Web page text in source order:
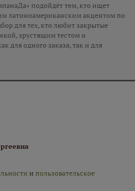
подойдёт тем, кто ищет
латиноамериканским акцентом по
для тех, кто любит закрытые
хрустящим тестом и
для одного заказа, так и для
и пользовательское